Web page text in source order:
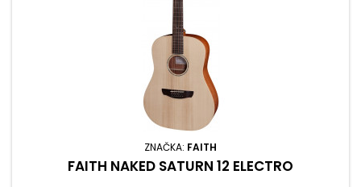
ZNAČKA: FAITH
FAITH NAKED SATURN 12 ELECTRO